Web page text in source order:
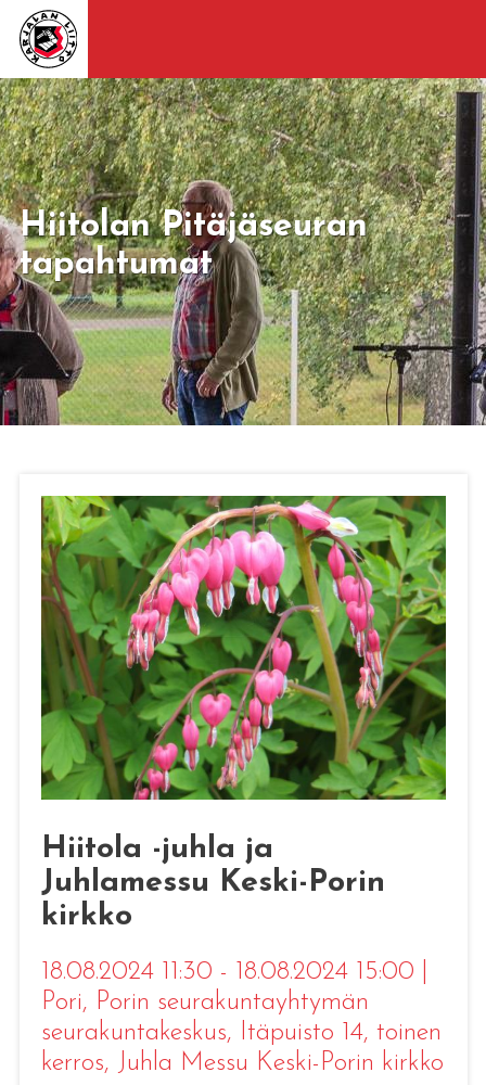
Hiitolan Pitäjäseuran
tapahtumat
Hiitola -juhla ja
Juhlamessu Keski-Porin
kirkko
18.08.2024 11:30 - 18.08.2024 15:00
Pori, Porin seurakuntayhtymän
seurakuntakeskus, Itäpuisto 14, toinen
kerros, Juhla Messu Keski-Porin kirkko